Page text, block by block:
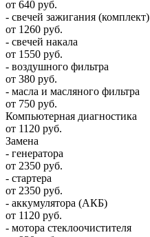
от 640 руб.
- свечей зажигания (комплект)
от 1260 руб.
- свечей накала
от 1550 руб.
- воздушного фильтра
от 380 руб.
- масла и масляного фильтра
от 750 руб.
Компьютерная диагностика
от 1120 руб.
Замена
- генератора
от 2350 руб.
- стартера
от 2350 руб.
- аккумулятора (АКБ)
от 1120 руб.
- мотора стеклоочистителя